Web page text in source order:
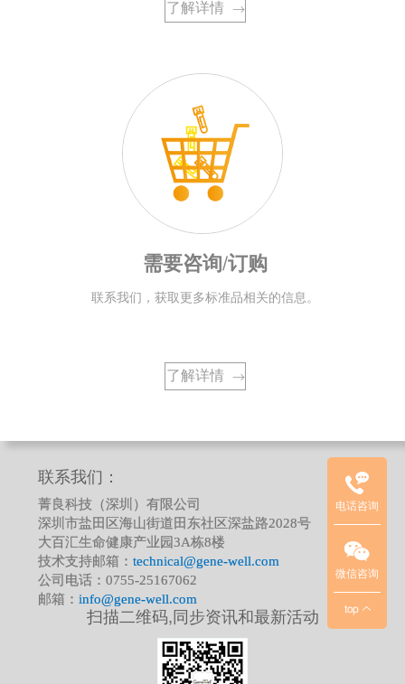
电话咨询
微信咨询
top
控
项
目
系
方
式
：
了解详情 →
需要咨询/订购
联系我们，获取更多标准品相关的信息。
了解详情 →
联系我们：
菁良科技（深圳）有限公司
深圳市盐田区海山街道田东社区深盐路2028号
大百汇生命健康产业园3A栋8楼
技术支持邮箱： technical@gene-well.com
公司电话：0755-25167062
邮箱： info@gene-well.com
扫描二维码,同步资讯和最新活动